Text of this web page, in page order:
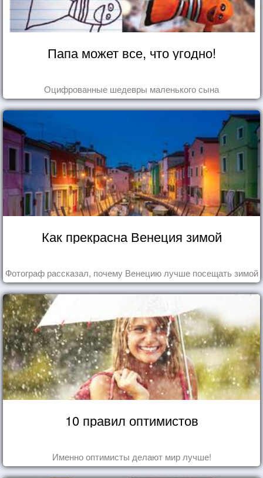
Папа может все, что угодно!
Оцифрованные шедевры маленького сына
Как прекрасна Венеция зимой
Фотограф рассказал, почему Венецию лучше посещать зимой
10 правил оптимистов
Именно оптимисты делают мир лучше!